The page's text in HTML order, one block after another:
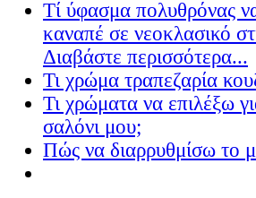
Τί ύφασμα πολυθρόνας
καναπέ σε νεοκλασικό
Διαβάστε περισσότερα...
Τι χρώμα τραπεζαρία
Τι χρώματα να επιλέξω
σαλόνι μου;
Πώς να διαρρυθμίσω το